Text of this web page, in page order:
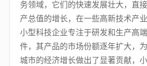
务领域，它们的快速发展壮大，直
产总值的增长，在一些高新技术产
小型科技企业专注于研发和生产高
件，其产品的市场份额逐年扩大，
城市的经济增长做出了显著贡献，